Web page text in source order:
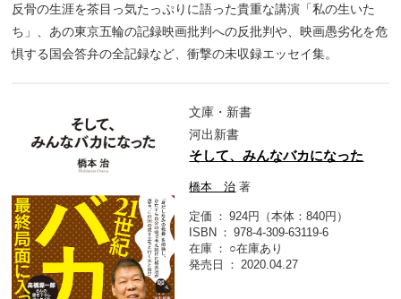
反骨の生涯を茶目っ気たっぷりに語った貴重な講演「私の生いた
ち」、あの東京五輪の記録映画批判への反批判や、映画愚劣化を危
惧する国会答弁の全記録など、衝撃の未収録エッセイ集。
文庫・新書
河出新書
そして、みんなバカになった
橋本 治 著
定価
924円（本体：840円）
ISBN
978-4-309-63119-6
在庫
○在庫あり
発売日
2020.04.27